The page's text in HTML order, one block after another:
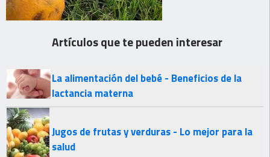
Artículos que te pueden interesar
La alimentación del bebé - Beneficios de la
lactancia materna
Jugos de frutas y verduras - Lo mejor para la
salud